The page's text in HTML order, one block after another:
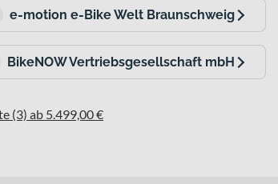
e-motion e-Bike Welt Braunschweig
BikeNOW Vertriebsgesellschaft mbH
(3) ab 5.499,00 €